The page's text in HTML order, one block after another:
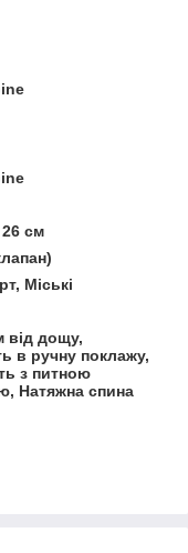
см
Міські
від дощу,
в ручну поклажу,
з питною
Натяжна спина